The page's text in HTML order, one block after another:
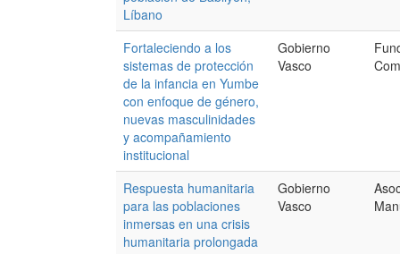
Líbano
Fortaleciendo a los
sistemas de protección
de la infancia en Yumbe
con enfoque de género,
nuevas masculinidades
y acompañamiento
institucional
Gobierno
Vasco
Respuesta humanitaria
para las poblaciones
inmersas en una crisis
humanitaria prolongada
Gobierno
Vasco